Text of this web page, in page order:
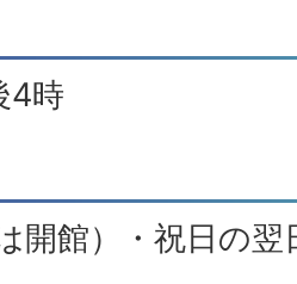
4時
開館）・祝日の